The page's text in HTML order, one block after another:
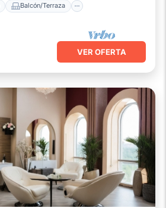
Balcón/Terraza
VER OFERTA